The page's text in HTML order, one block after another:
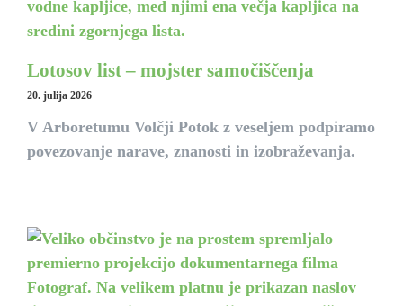
Lotosov list – mojster samočiščenja
20. julija 2026
V Arboretumu Volčji Potok z veseljem podpiramo
povezovanje narave, znanosti in izobraževanja.